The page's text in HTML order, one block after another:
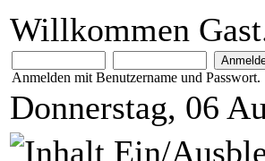
Willkommen
Anmelden mit Benutzername und Passwort.
Donnerstag, 06